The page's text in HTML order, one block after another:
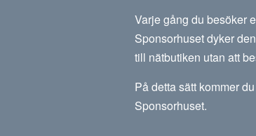
Varje gång du besöker
Sponsorhuset dyker
till nätbutiken utan att
På detta sätt kommer
Sponsorhuset.